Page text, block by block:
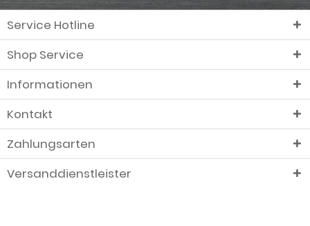
Service Hotline
Shop Service
Informationen
Kontakt
Zahlungsarten
Versanddienstleister